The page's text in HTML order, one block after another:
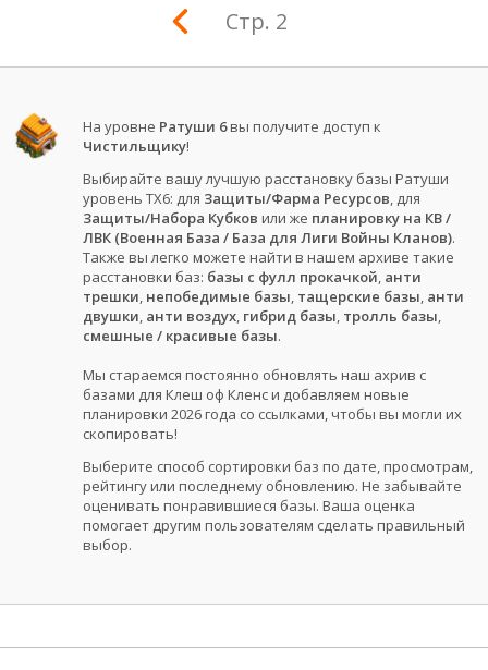
Стр. 2
На уровне Ратуши 6вы получите доступ к
Чистильщику!
Выбирайте вашу лучшую расстановку базы Ратуши
уровень ТХ6: для Защиты/Фарма Ресурсов, для
Защиты/Набора Кубков или же планировку на КВ /
ЛВК (Военная База / База для Лиги Войны Кланов).
Также вы легко можете найти в нашем архиве такие
расстановки баз: базы с фулл прокачкой, анти
трешки, непобедимые базы, тащерские базы, анти
двушки, анти воздух, гибрид базы, тролль базы,
смешные / красивые базы.
Мы стараемся постоянно обновлять наш ахрив с
базами для Клеш оф Кленс и добавляем новые
планировки 2026 года со ссылками, чтобы вы могли их
скопировать!
Выберите способ сортировки баз по дате, просмотрам,
рейтингу или последнему обновлению. Не забывайте
оценивать понравившиеся базы. Ваша оценка
помогает другим пользователям сделать правильный
выбор.